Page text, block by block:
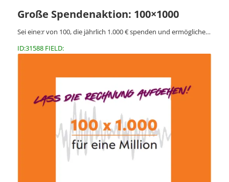
Große Spendenaktion: 100×1000
Sei eine:r von 100, die jährlich 1.000 € spenden und ermögliche…
ID:31588 FIELD: